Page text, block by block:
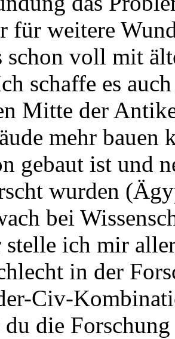
für weitere
schon voll mit
schaffe es
Mitte der
mehr
gebaut ist und
wurden
bei
stelle ich mir
in der
Civ-
du die